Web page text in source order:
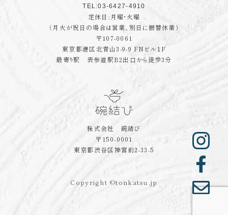
TEL:03-6427-4910
定休日:月曜・火曜
（月火が祝日の場合は営業、別日に振替休業）
〒107-0061
東京都港区北青山3-9-9 FNビル１F
最寄り駅 表参道駅B2出口から徒歩3分
株式会社 碗結び
〒150-0001
東京都渋谷区神宮前2-33-5
Copyright ©tonkatsu.jp